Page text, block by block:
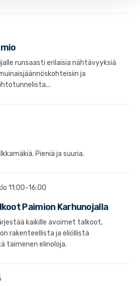
runsaasti erilaisia nähtävyyksiä
ja
Pieniä ja suuria.
11:00–16:00
Paimion Karhunojalla
kaikille avoimet talkoot,
rakenteellista ja eliöllistä
taimenen elinoloja.